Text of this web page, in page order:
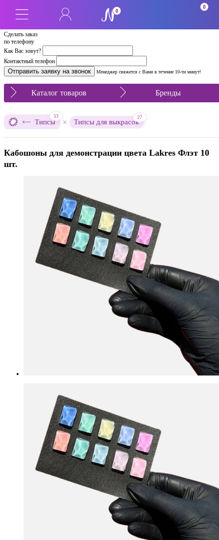
Сделать заказ
по телефону
Как Вас зовут?
Контактный телефон
Менеджер свяжется с Вами в течение 10-ти минут!
0
0
Каталог товаров Бренды
Типсы
53
× Типсы для выкрасок
27
Кабошоны для демонстрации цвета Lakres Флэт 10
шт.